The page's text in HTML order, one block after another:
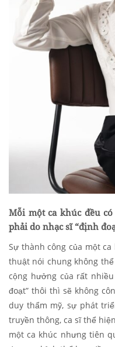
Mỗi một ca khúc đều
phải do nhạc sĩ “định
Sự thành công của một
thuật nói chung không
cộng hưởng của rất
đoạt” thôi thì sẽ không
duy thẩm mỹ, sự phát
truyền thông, ca sĩ thể
một ca khúc nhưng tiên